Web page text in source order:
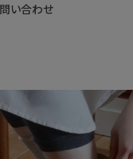
い合わせ